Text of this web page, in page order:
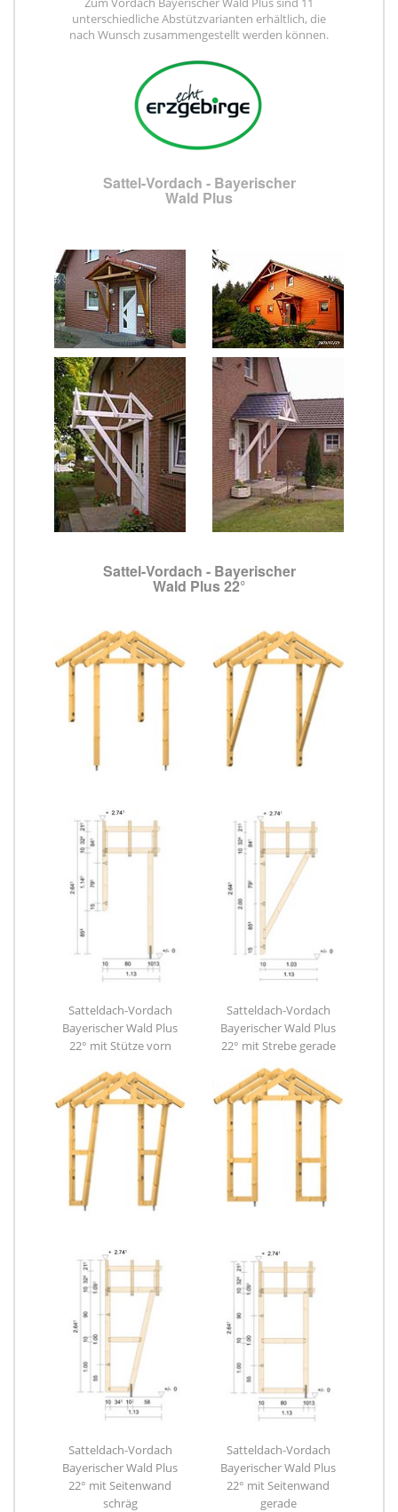
unterschiedliche Abstützvarianten erhältlich, die
nach Wunsch zusammengestellt werden können.
Sattel-Vordach - Bayerischer
Wald Plus
Sattel-Vordach - Bayerischer
Wald Plus 22°
Satteldach-Vordach
Bayerischer Wald Plus
22° mit Stütze vorn
Satteldach-Vordach
Bayerischer Wald Plus
22° mit Strebe gerade
Satteldach-Vordach
Bayerischer Wald Plus
22° mit Seitenwand
schräg
Satteldach-Vordach
Bayerischer Wald Plus
22° mit Seitenwand
gerade